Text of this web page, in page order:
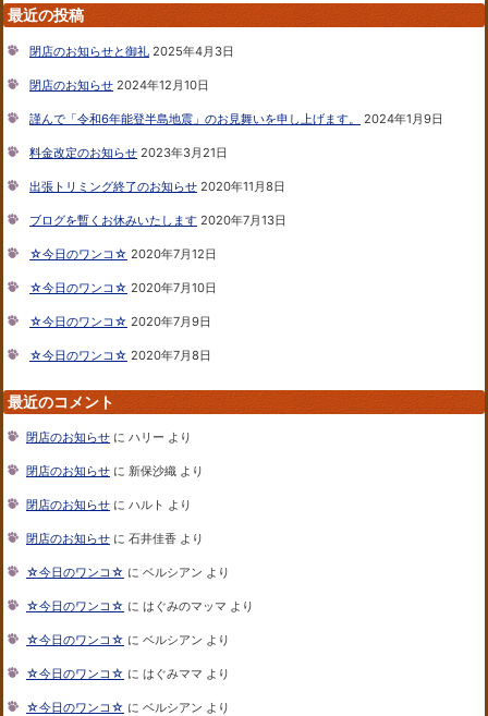
最近の投稿
閉店のお知らせと御礼 2025年4月3日
閉店のお知らせ 2024年12月10日
謹んで「令和6年能登半島地震」のお見舞いを申し上げます。 2024年1月9日
料金改定のお知らせ 2023年3月21日
出張トリミング終了のお知らせ 2020年11月8日
ブログを暫くお休みいたします 2020年7月13日
☆今日のワンコ☆ 2020年7月12日
☆今日のワンコ☆ 2020年7月10日
☆今日のワンコ☆ 2020年7月9日
☆今日のワンコ☆ 2020年7月8日
最近のコメント
閉店のお知らせ に ハリー より
閉店のお知らせ に 新保沙織 より
閉店のお知らせ に ハルト より
閉店のお知らせ に 石井佳香 より
☆今日のワンコ☆ に ベルシアン より
☆今日のワンコ☆ に はぐみのマッマ より
☆今日のワンコ☆ に ベルシアン より
☆今日のワンコ☆ に はぐみママ より
☆今日のワンコ☆ に ベルシアン より